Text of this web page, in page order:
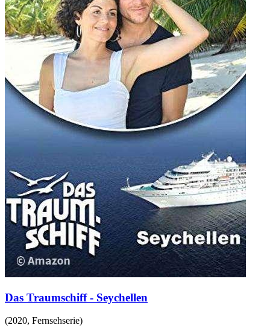
Das Traumschiff - Seychellen
(2020, Fernsehserie)